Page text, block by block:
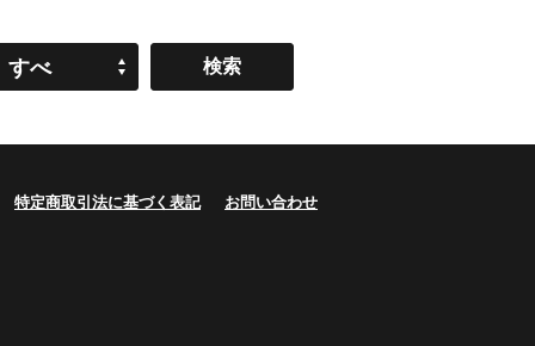
すべ
特定商取引法に基づく表記 お問い合わせ